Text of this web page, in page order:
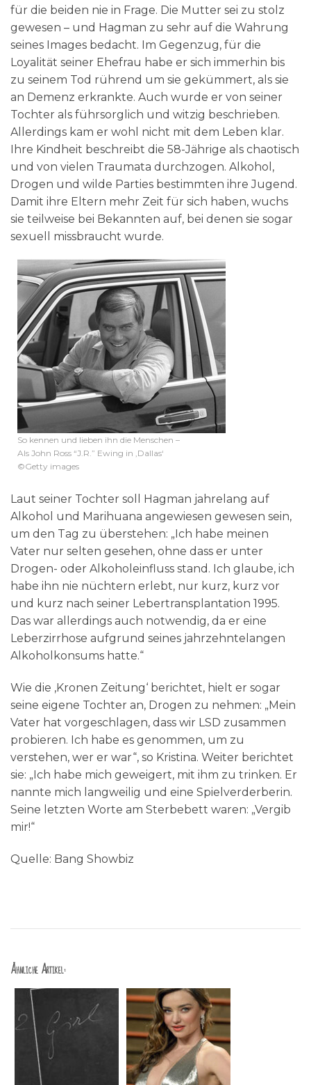
für die beiden nie in Frage. Die Mutter sei zu stolz
gewesen – und Hagman zu sehr auf die Wahrung
seines Images bedacht. Im Gegenzug, für die
Loyalität seiner Ehefrau habe er sich immerhin bis
zu seinem Tod rührend um sie gekümmert, als sie
an Demenz erkrankte. Auch wurde er von seiner
Tochter als führsorglich und witzig beschrieben.
Allerdings kam er wohl nicht mit dem Leben klar.
Ihre Kindheit beschreibt die 58-Jährige als chaotisch
und von vielen Traumata durchzogen. Alkohol,
Drogen und wilde Parties bestimmten ihre Jugend.
Damit ihre Eltern mehr Zeit für sich haben, wuchs
sie teilweise bei Bekannten auf, bei denen sie sogar
sexuell missbraucht wurde.
So kennen und lieben ihn die Menschen –
Als John Ross “J.R.” Ewing in ‚Dallas‘
©Getty images
Laut seiner Tochter soll Hagman jahrelang auf
Alkohol und Marihuana angewiesen gewesen sein,
um den Tag zu überstehen: „Ich habe meinen
Vater nur selten gesehen, ohne dass er unter
Drogen- oder Alkoholeinfluss stand. Ich glaube, ich
habe ihn nie nüchtern erlebt, nur kurz, kurz vor
und kurz nach seiner Lebertransplantation 1995.
Das war allerdings auch notwendig, da er eine
Leberzirrhose aufgrund seines jahrzehntelangen
Alkoholkonsums hatte.“
Wie die ‚Kronen Zeitung‘ berichtet, hielt er sogar
seine eigene Tochter an, Drogen zu nehmen: „Mein
Vater hat vorgeschlagen, dass wir LSD zusammen
probieren. Ich habe es genommen, um zu
verstehen, wer er war“, so Kristina. Weiter berichtet
sie: „Ich habe mich geweigert, mit ihm zu trinken. Er
nannte mich langweilig und eine Spielverderberin.
Seine letzten Worte am Sterbebett waren: „Vergib
mir!“
Quelle: Bang Showbiz
Ähnliche Artikel: